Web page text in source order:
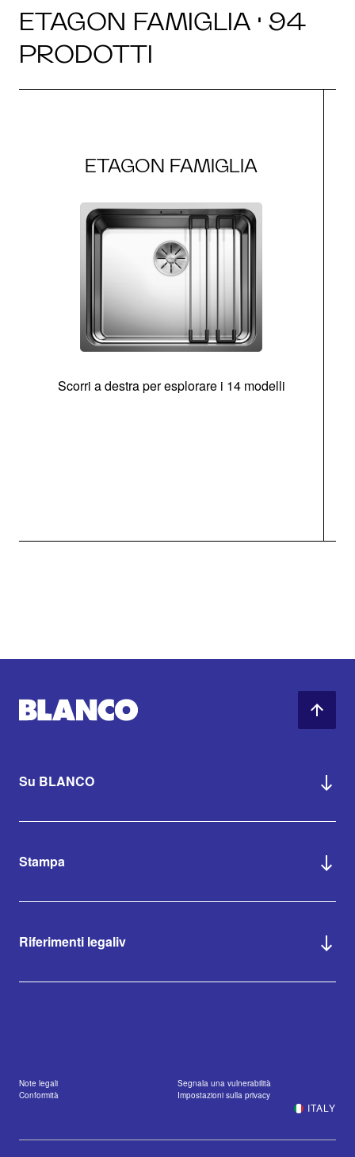
ETAGON FAMIGLIA · 94
PRODOTTI
ETAGON FAMIGLIA
Scorri a destra per esplorare i 14 modelli
Su BLANCO
Stampa
Riferimenti legaliv
Note legali
Segnala una vulnerabilità
Conformità
Impostazioni sulla privacy
ITALY